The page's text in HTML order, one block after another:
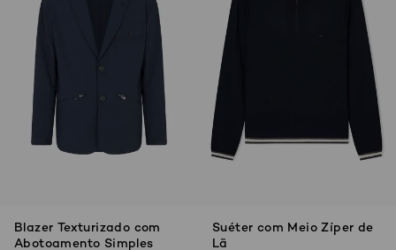
Blazer Texturizado com
Abotoamento Simples
Suéter com Meio Zíper de
Lã